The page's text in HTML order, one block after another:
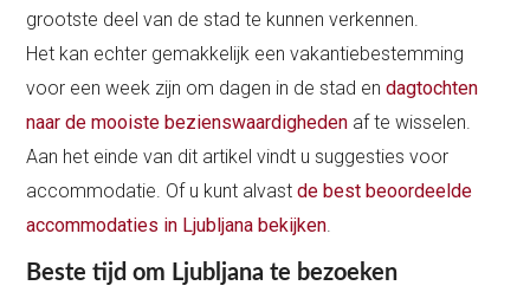
grootste deel van de stad te kunnen verkennen.
Het kan echter gemakkelijk een vakantiebestemming
voor een week zijn om dagen in de stad endagtochten
naar de mooiste bezienswaardigheden af te wisselen.
Aan het einde van dit artikel vindt u suggesties voor
accommodatie. Of u kunt alvastde best beoordeelde
accommodaties in Ljubljana bekijken.
Beste tijd om Ljubljana te bezoeken